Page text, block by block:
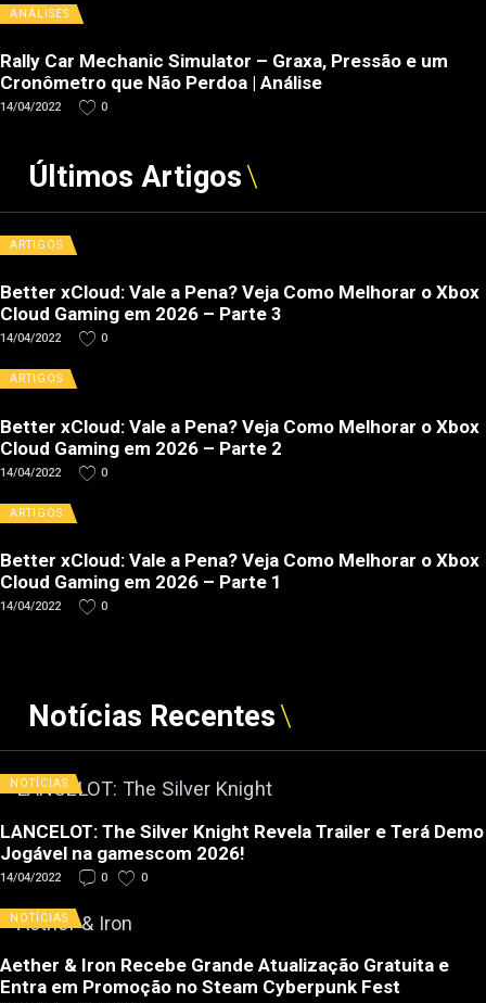
ANÁLISES
Rally Car Mechanic Simulator – Graxa, Pressão e um
Cronômetro que Não Perdoa | Análise
14/04/2022 0
Últimos Artigos
ARTIGOS
Better xCloud: Vale a Pena? Veja Como Melhorar o Xbox
Cloud Gaming em 2026 – Parte 3
14/04/2022 0
ARTIGOS
Better xCloud: Vale a Pena? Veja Como Melhorar o Xbox
Cloud Gaming em 2026 – Parte 2
14/04/2022 0
ARTIGOS
Better xCloud: Vale a Pena? Veja Como Melhorar o Xbox
Cloud Gaming em 2026 – Parte 1
14/04/2022 0
Notícias Recentes
NOTÍCIAS
LANCELOT: The Silver Knight Revela Trailer e Terá Demo
Jogável na gamescom 2026!
14/04/2022 0 0
NOTÍCIAS
Aether & Iron Recebe Grande Atualização Gratuita e
Entra em Promoção no Steam Cyberpunk Fest